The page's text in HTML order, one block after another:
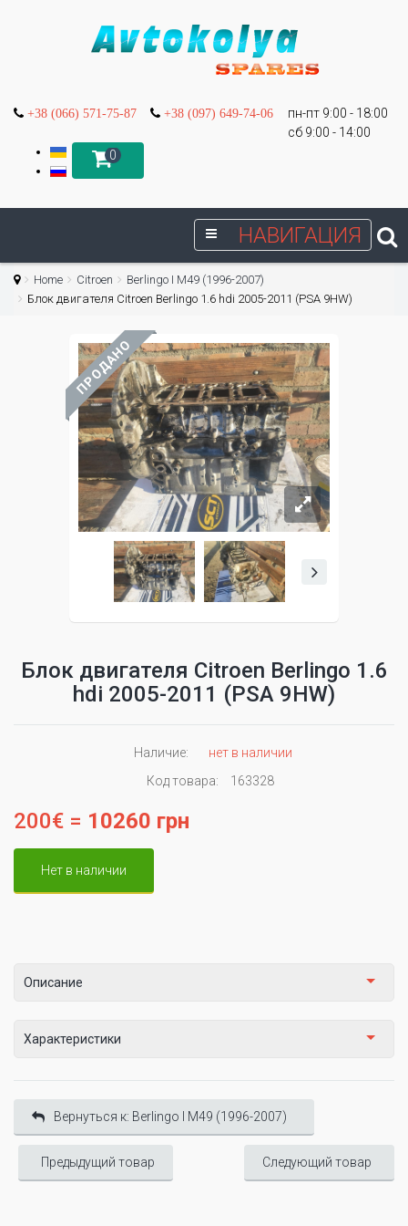
+38 (066) 571-75-87 +38 (097) 649-74-06
пн-пт 9:00 - 18:00
сб 9:00 - 14:00
0
НАВИГАЦИЯ
Home Citroen
Berlingo I М49 (1996-2007)
Блок двигателя Citroen Berlingo 1.6 hdi 2005-2011 (PSA 9HW)
ПРОДАНО
Блок двигателя Citroen Berlingo 1.6
hdi 2005-2011 (PSA 9HW)
Наличие:
нет в наличии
Код товара:
163328
200€ = 10260 грн
Нет в наличии
Описание
Характеристики
Вернуться к: Berlingo I М49 (1996-2007)
Предыдущий товар Следующий товар